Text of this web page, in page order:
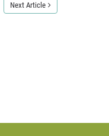
Next Article